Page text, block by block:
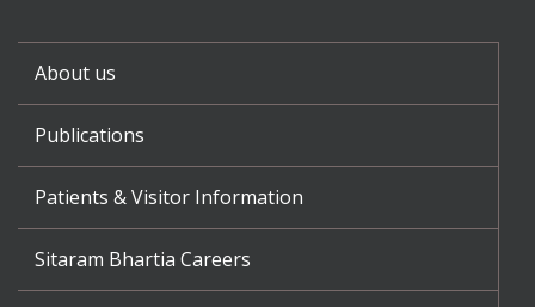
About us
Publications
Patients & Visitor Information
Sitaram Bhartia Careers